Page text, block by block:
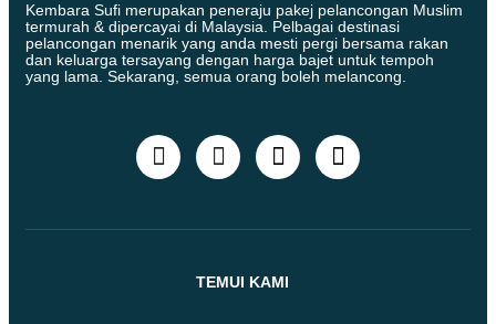
Kembara Sufi merupakan peneraju pakej pelancongan Muslim
termurah & dipercayai di Malaysia. Pelbagai destinasi
pelancongan menarik yang anda mesti pergi bersama rakan
dan keluarga tersayang dengan harga bajet untuk tempoh
yang lama. Sekarang, semua orang boleh melancong.
TEMUI KAMI